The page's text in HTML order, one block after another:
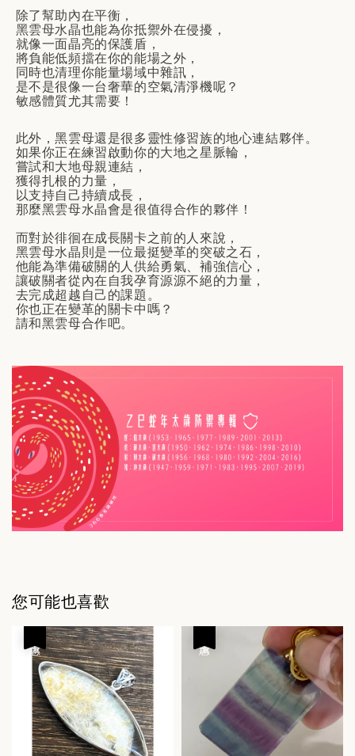
除了幫助內在平衡，
黑雲母水晶也能為你抵禦外在侵擾，
就像一面晶亮的保護盾，
將負能低頻擋在你的能場之外，
同時也清理你能量場域中雜訊，
是不是很像一台奢華的空氣清淨機呢？
敏感體質尤其需要！
此外，黑雲母還是很多靈性修習族的地心連結夥伴。
如果你正在練習啟動你的大地之星脈輪，
嘗試和大地母親連結，
獲得扎根的力量，
以支持自己持續成長，
那麼黑雲母水晶會是很值得合作的夥伴！
而對於徘徊在成長關卡之前的人來說，
黑雲母水晶則是一位最挺變革的突破之石，
他能為準備破關的人供給勇氣、補強信心，
讓破關者從內在自我孕育源源不絕的力量，
去完成超越自己的課題。
你也正在變革的關卡中嗎？
請和黑雲母合作吧。
您可能也喜歡